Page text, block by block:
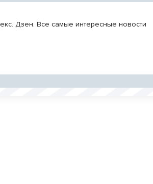
Дзен. Все самые интересные новости